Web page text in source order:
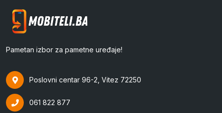
Pametan izbor za pametne uređaje!
Poslovni centar 96-2, Vitez 72250
061 822 877